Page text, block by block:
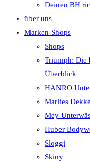
Deinen BH
über uns
Marken-Shops
Shops
Triumph: Die
Überblick
HANRO
Marlies
Mey
Huber
Sloggi
Skiny